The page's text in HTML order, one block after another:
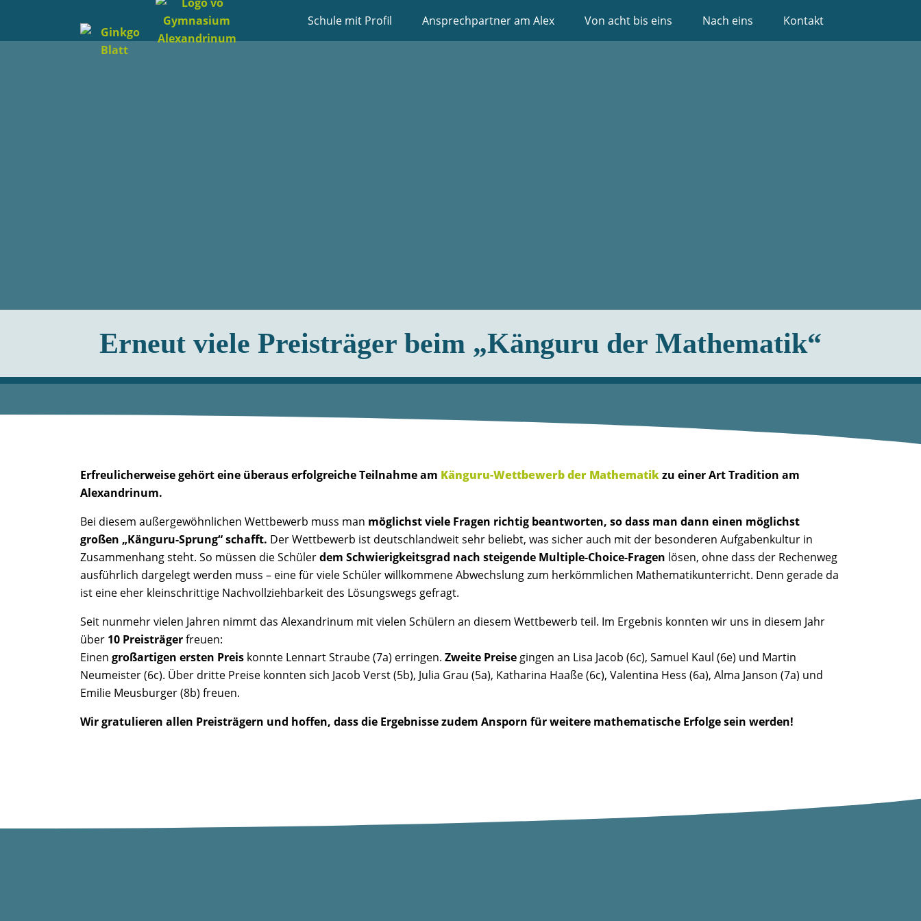
Schule mit Profil Ansprechpartner am Alex Von acht bis eins Nach eins Kontakt
Erneut viele Preisträger beim „Känguru der Mathematik“
Erfreulicherweise gehört eine überaus erfolgreiche Teilnahme am Känguru-Wettbewerb der Mathematikzu einer Art Tradition am
Alexandrinum.
Bei diesem außergewöhnlichen Wettbewerb muss man möglichst viele Fragen richtig beantworten, so dass man dann einen möglichst
großen „Känguru-Sprung“ schafft. Der Wettbewerb ist deutschlandweit sehr beliebt, was sicher auch mit der besonderen Aufgabenkultur in
Zusammenhang steht. So müssen die Schülerdem Schwierigkeitsgrad nach steigende Multiple-Choice-Fragen lösen, ohne dass der Rechenweg
ausführlich dargelegt werden muss – eine für viele Schüler willkommene Abwechslung zum herkömmlichen Mathematikunterricht. Denn gerade da
ist eine eher kleinschrittige Nachvollziehbarkeit des Lösungswegs gefragt.
Seit nunmehr vielen Jahren nimmt das Alexandrinum mit vielen Schülern an diesem Wettbewerb teil. Im Ergebnis konnten wir uns in diesem Jahr
über 10 Preisträgerfreuen:
Einen großartigen ersten Preis konnte Lennart Straube (7a) erringen. Zweite Preise gingen an Lisa Jacob (6c), Samuel Kaul (6e) und Martin
Neumeister (6c). Über dritte Preise konnten sich Jacob Verst (5b), Julia Grau (5a), Katharina Haaße (6c), Valentina Hess (6a), Alma Janson (7a) und
Emilie Meusburger (8b) freuen.
Wir gratulieren allen Preisträgern und hoffen, dass die Ergebnisse zudem Ansporn für weitere mathematische Erfolge sein werden!